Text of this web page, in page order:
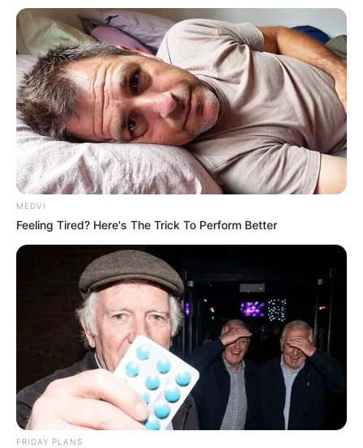
20:44 / 06 Avqust 2026 SİYASƏT
Zelenski Ceyhun Bayramovuqəbul edib
59 0 0
MEDVI
Feeling Tired? Here's The Trick To Perform Better
FRIDAY PLANS